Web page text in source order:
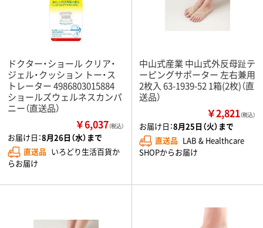
ドクター・ショール クリア・
ジェル・クッション トー・ス
トレーター 4986803015884
ショールズウェルネスカンパ
ニー（直送品）
￥6,037（税込）
お届け日：8月26日（水）まで
直送品 いろどり生活百貨か
らお届け
中山式産業 中山式外反母趾テ
ーピングサポーター 左右兼用
2枚入 63-1939-52 1箱(2枚)（直
送品）
￥2,821（税込）
お届け日：8月25日（火）まで
直送品 LAB & Healthcare
SHOPからお届け